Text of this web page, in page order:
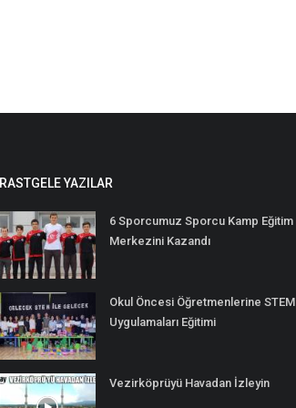
RASTGELE YAZILAR
6 Sporcumuz Sporcu Kamp Eğitim
Merkezini Kazandı
Okul Öncesi Öğretmenlerine STEM
Uygulamaları Eğitimi
Vezirköprüyü Havadan İzleyin